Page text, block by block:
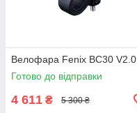
Велофара Fenix BC30 V2.0
Готово до відправки
4 611 ₴ 5 300 ₴